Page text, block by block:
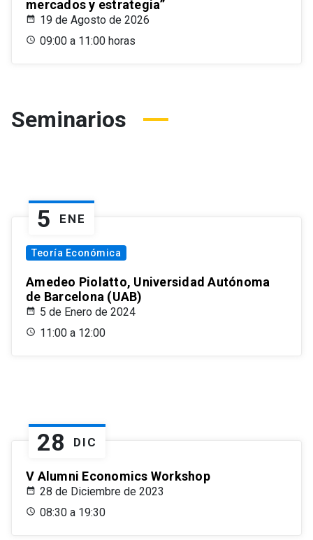
mercados y estrategia”
19 de Agosto de 2026
09:00 a 11:00 horas
Seminarios
5 ENE
Teoría Económica
Amedeo Piolatto, Universidad Autónoma
de Barcelona (UAB)
5 de Enero de 2024
11:00 a 12:00
28 DIC
V Alumni Economics Workshop
28 de Diciembre de 2023
08:30 a 19:30